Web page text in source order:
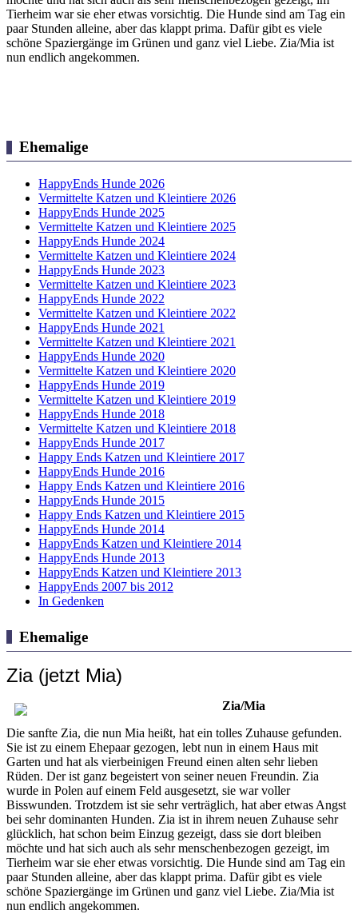
Tierheim war sie eher etwas vorsichtig. Die Hunde sind am Tag ein
paar Stunden alleine, aber das klappt prima. Dafür gibt es viele
schöne Spaziergänge im Grünen und ganz viel Liebe. Zia/Mia ist
nun endlich angekommen.
Ehemalige
HappyEnds Hunde 2026
Vermittelte Katzen und Kleintiere 2026
HappyEnds Hunde 2025
Vermittelte Katzen und Kleintiere 2025
HappyEnds Hunde 2024
Vermittelte Katzen und Kleintiere 2024
HappyEnds Hunde 2023
Vermittelte Katzen und Kleintiere 2023
HappyEnds Hunde 2022
Vermittelte Katzen und Kleintiere 2022
HappyEnds Hunde 2021
Vermittelte Katzen und Kleintiere 2021
HappyEnds Hunde 2020
Vermittelte Katzen und Kleintiere 2020
HappyEnds Hunde 2019
Vermittelte Katzen und Kleintiere 2019
HappyEnds Hunde 2018
Vermittelte Katzen und Kleintiere 2018
HappyEnds Hunde 2017
Happy Ends Katzen und Kleintiere 2017
HappyEnds Hunde 2016
Happy Ends Katzen und Kleintiere 2016
HappyEnds Hunde 2015
Happy Ends Katzen und Kleintiere 2015
HappyEnds Hunde 2014
HappyEnds Katzen und Kleintiere 2014
HappyEnds Hunde 2013
HappyEnds Katzen und Kleintiere 2013
HappyEnds 2007 bis 2012
In Gedenken
Ehemalige
Zia (jetzt Mia)
Zia/Mia
Die sanfte Zia, die nun Mia heißt, hat ein tolles Zuhause gefunden.
Sie ist zu einem Ehepaar gezogen, lebt nun in einem Haus mit
Garten und hat als vierbeinigen Freund einen alten sehr lieben
Rüden. Der ist ganz begeistert von seiner neuen Freundin. Zia
wurde in Polen auf einem Feld ausgesetzt, sie war voller
Bisswunden. Trotzdem ist sie sehr verträglich, hat aber etwas Angst
bei sehr dominanten Hunden. Zia ist in ihrem neuen Zuhause sehr
glücklich, hat schon beim Einzug gezeigt, dass sie dort bleiben
möchte und hat sich auch als sehr menschenbezogen gezeigt, im
Tierheim war sie eher etwas vorsichtig. Die Hunde sind am Tag ein
paar Stunden alleine, aber das klappt prima. Dafür gibt es viele
schöne Spaziergänge im Grünen und ganz viel Liebe. Zia/Mia ist
nun endlich angekommen.